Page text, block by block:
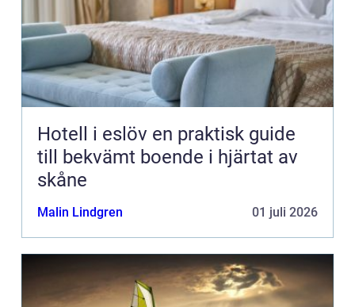
Hotell i eslöv en praktisk guide
till bekvämt boende i hjärtat av
skåne
Malin Lindgren 01 juli 2026